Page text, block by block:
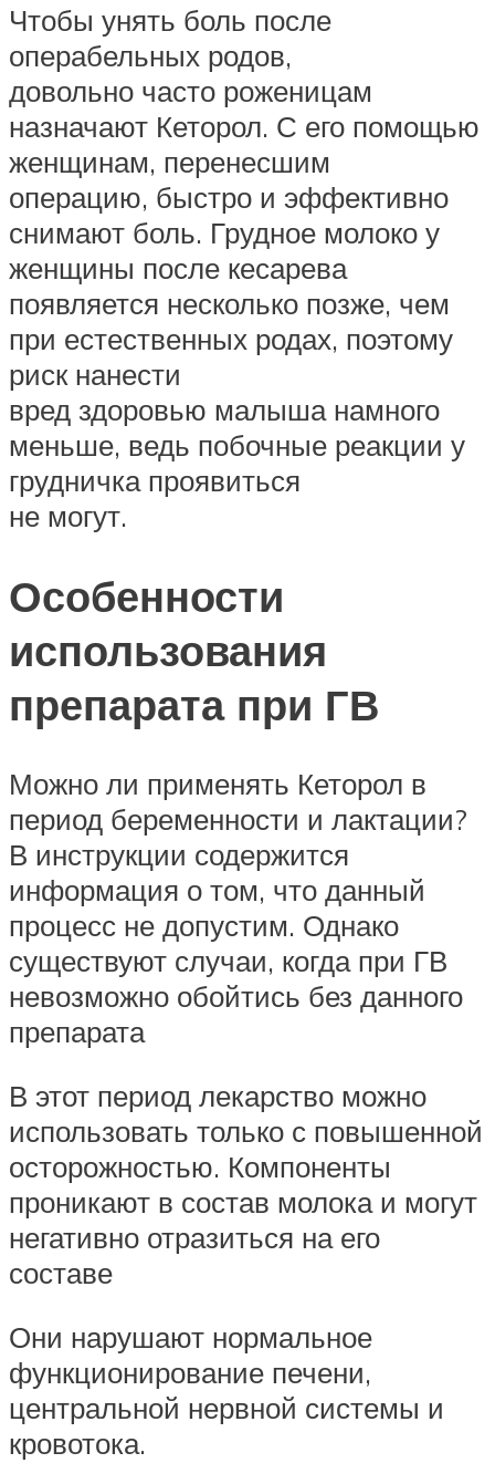
Чтобы унять боль после
операбельных родов,
довольно часто роженицам
назначают Кеторол. С его помощью
женщинам, перенесшим
операцию, быстро и эффективно
снимают боль. Грудное молоко у
женщины после кесарева
появляется несколько позже, чем
при естественных родах, поэтому
риск нанести
вред здоровью малыша намного
меньше, ведь побочные реакции у
грудничка проявиться
не могут.
Особенности
использования
препарата при ГВ
Можно ли применять Кеторол в
период беременности и лактации?
В инструкции содержится
информация о том, что данный
процесс не допустим. Однако
существуют случаи, когда при ГВ
невозможно обойтись без данного
препарата
В этот период лекарство можно
использовать только с повышенной
осторожностью. Компоненты
проникают в состав молока и могут
негативно отразиться на его
составе
Они нарушают нормальное
функционирование печени,
центральной нервной системы и
кровотока.